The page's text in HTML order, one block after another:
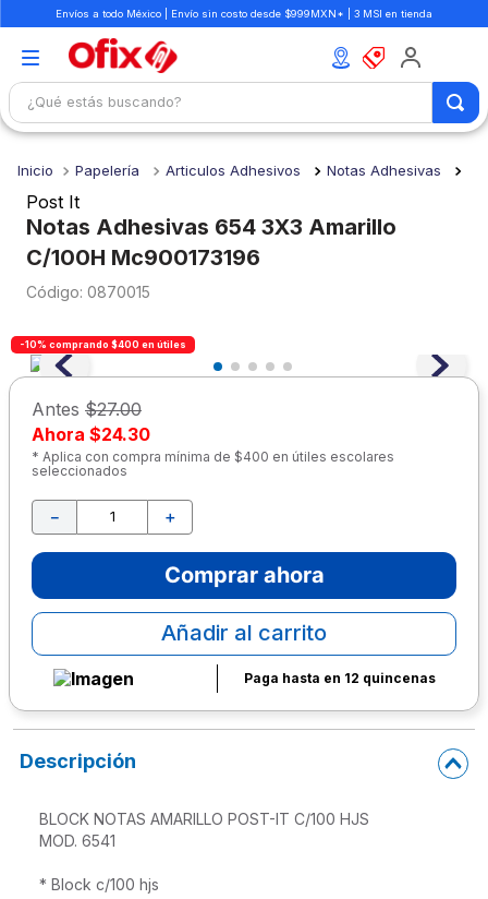
Envíos a todo México | Envío sin costo desde $999MXN* | 3 MSI en tienda
¿Qué estás buscando?
Papelería Articulos Adhesivos Notas Adhesivas
Post It
Notas Adhesivas 654 3X3 Amarillo
C/100H Mc900173196
: 0870015
-10% comprando $400 en útiles
Antes $27.00
Ahora $24.30
* Aplica con compra mínima de $400 en útiles escolares
seleccionados
＋
－
Comprar ahora
Añadir al carrito
Paga hasta en 12 quincenas
Descripción
BLOCK NOTAS AMARILLO POST-IT C/100 HJS
MOD. 6541
* Block c/100 hjs
1.
mochilas
2 .
libretas
3.
cuaderno
4.
colores
5.
cuadernos
6.
boligrafo
7.
escolar
8 .
sacapuntas
escritorio